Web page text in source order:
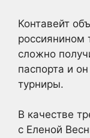
Контавейт
россиянином
сложно
паспорта и
турниры.
В качестве
с Еленой